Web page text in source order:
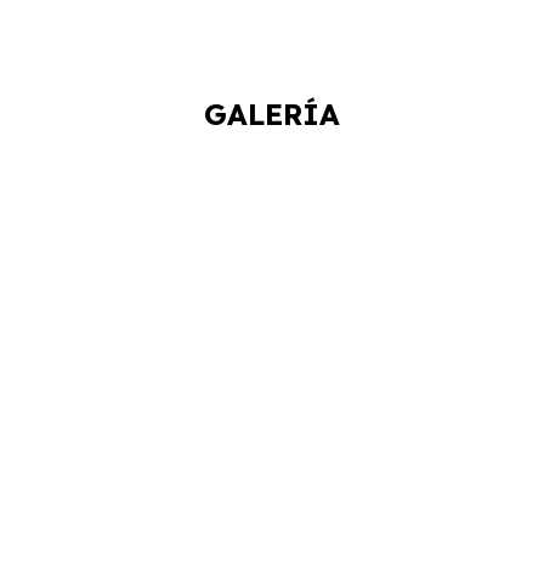
GALERÍA